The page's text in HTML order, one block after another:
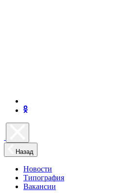
Назад
Новости
Типография
Вакансии